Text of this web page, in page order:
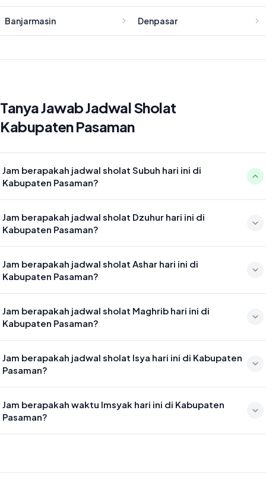
Banjarmasin Denpasar
Tanya Jawab Jadwal Sholat
Kabupaten Pasaman
Jam berapakah jadwal sholat Subuh hari ini di
Kabupaten Pasaman?
Jam berapakah jadwal sholat Dzuhur hari ini di
Kabupaten Pasaman?
Jam berapakah jadwal sholat Ashar hari ini di
Kabupaten Pasaman?
Jam berapakah jadwal sholat Maghrib hari ini di
Kabupaten Pasaman?
18:32
Jam berapakah jadwal sholat Isya hari ini di Kabupaten
Pasaman?
Jam berapakah waktu Imsyak hari ini di Kabupaten
Pasaman?